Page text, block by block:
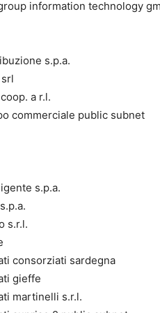
information technology
s.p.a.
a r.l.
commerciale public subnet
s.p.a.
s.r.l.
consorziati sardegna
gieffe
martinelli s.r.l.